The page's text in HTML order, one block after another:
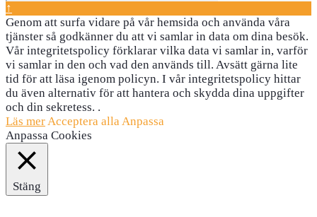
↑
Genom att surfa vidare på vår hemsida och använda våra
tjänster så godkänner du att vi samlar in data om dina besök.
Vår integritetspolicy förklarar vilka data vi samlar in, varför
vi samlar in den och vad den används till. Avsätt gärna lite
tid för att läsa igenom policyn. I vår integritetspolicy hittar
du även alternativ för att hantera och skydda dina uppgifter
och din sekretess. .
Läs mer Acceptera alla Anpassa
Anpassa Cookies
Stäng